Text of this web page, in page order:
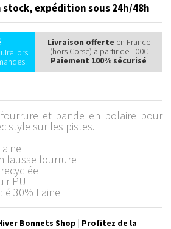
stock,expédition sous 24h/48h
lors
Livraison offerte en France
(hors Corse) à partir de 100€
Paiement 100% sécurisé
et bande en polaire pour
style sur les pistes.
fausse fourrure
PU
30% Laine
Bonnets Shop | Profitez de la